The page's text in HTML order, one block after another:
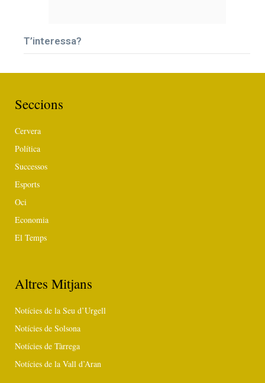
T’interessa?
Seccions
Cervera
Política
Successos
Esports
Oci
Economia
El Temps
Altres Mitjans
Notícies de la Seu d’Urgell
Notícies de Solsona
Notícies de Tàrrega
Notícies de la Vall d’Aran